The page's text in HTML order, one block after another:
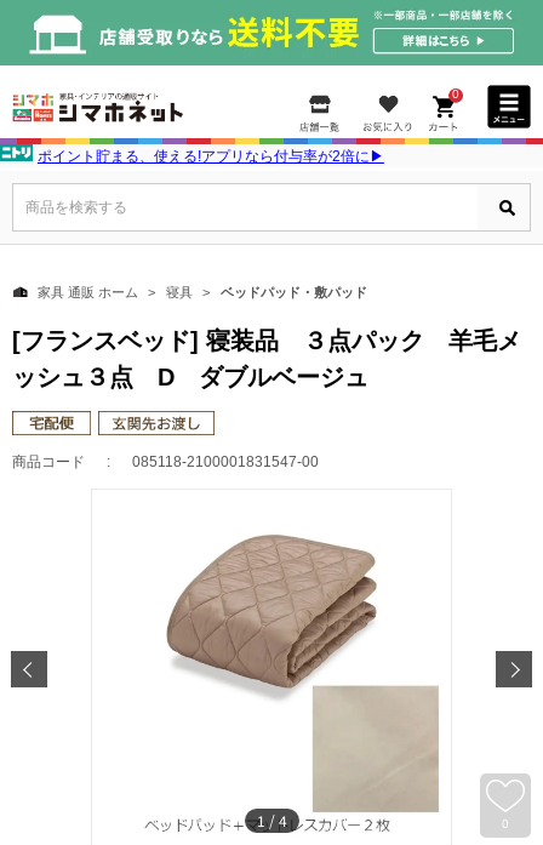
0
ポイント貯まる、使える!アプリなら付与率が2倍に▶
商品を検索する
家具 通販 ホーム 寝具 ベッドパッド・敷パッド
[フランスベッド] 寝装品 ３点パック 羊毛メ
ッシュ３点 D ダブルベージュ
商品コード 085118-2100001831547-00
0
1/4